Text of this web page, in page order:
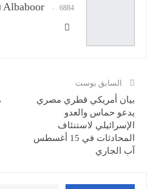
Albaboor 6884 المشاركات
السابق بوست
بيان أمريكي قطري مصري
يدعو حماس والعدو
الإسرائيلي لاستنئاف
المحادثات في 15 أغسطس
آب الجاري